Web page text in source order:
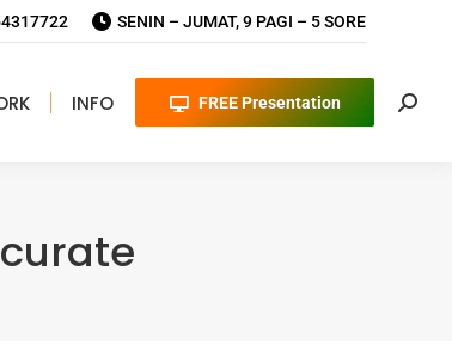
SENIN – JUMAT, 9 PAGI – 5 SORE
INFO FREE Presentation